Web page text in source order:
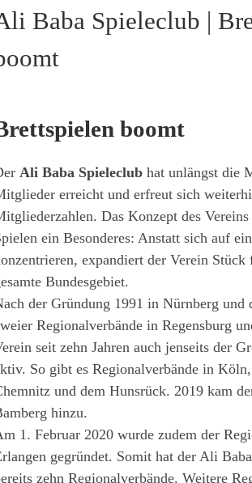
Baba Spieleclub |
boomt
Ali Baba Spieleclubhat unlängst die
erreicht und erfreut sich
Das Konzept des
ein Besonderes: Anstatt sich auf
expandiert der Verein Stück
Bundesgebiet.
der Gründung 1991 in Nürnberg und
Regionalverbände in Regensburg
seit zehn Jahren auch jenseits der
So gibt es Regionalverbände in
und dem Hunsrück. 2019 kam
hinzu.
1. Februar 2020 wurde zudem der
gegründet. Somit hat der Ali
zehn Regionalverbände. Weitere